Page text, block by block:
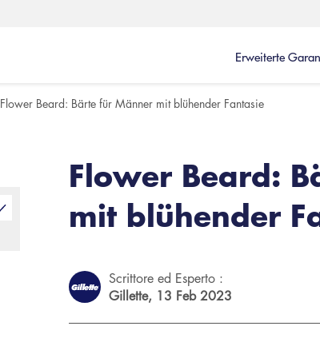
Erweiterte
Flower Beard: Bärte für Männer mit blühender Fantasie
Flower Beard:
mit blühender
Scrittore ed Esperto :
Gillette, 13 Feb 2023